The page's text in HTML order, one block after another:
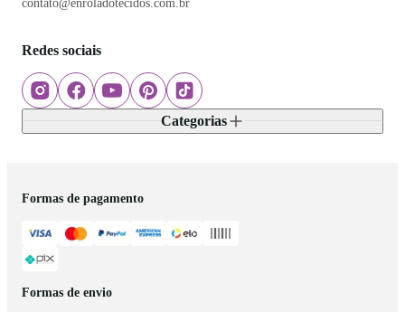
contato@enroladotecidos.com.br
Redes sociais
Categorias
Formas de pagamento
Formas de envio